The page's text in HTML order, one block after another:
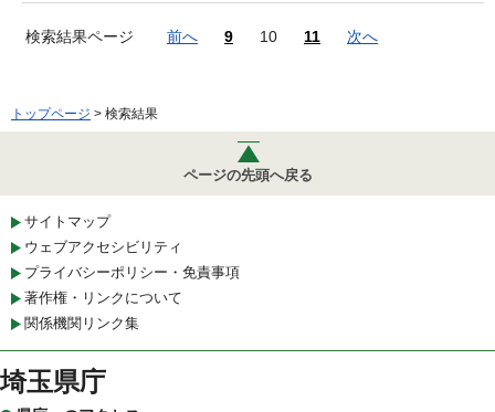
検索結果ページ 前へ 9 10 11 次へ
トップページ > 検索結果
ページの先頭へ戻る
サイトマップ
ウェブアクセシビリティ
プライバシーポリシー・免責事項
著作権・リンクについて
関係機関リンク集
埼玉県庁